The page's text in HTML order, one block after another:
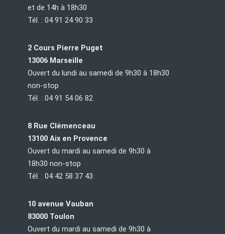
et de 14h à 18h30
Tél. : 04 91 24 90 33
2 Cours Pierre Puget
13006 Marseille
Ouvert du lundi au samedi de 9h30 à 18h30
non-stop
Tél. : 04 91 54 06 82
8 Rue Clémenceau
13100 Aix en Provence
Ouvert du mardi au samedi de 9h30 à
18h30 non-stop
Tél. : 04 42 58 37 43
10 avenue Vauban
83000 Toulon
Ouvert du mardi au samedi de 9h30 à